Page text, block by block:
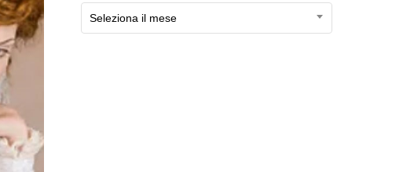
Exhibitions
Seleziona il mese